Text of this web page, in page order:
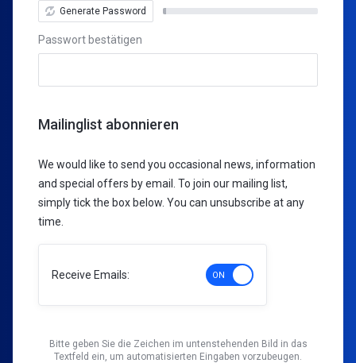
Generate Password
New
Rating:
Passwort bestätigen
Mailinglist abonnieren
We would like to send you occasional news, information
and special offers by email. To join our mailing list,
simply tick the box below. You can unsubscribe at any
time.
Receive Emails:
Bitte geben Sie die Zeichen im untenstehenden Bild in das
Textfeld ein, um automatisierten Eingaben vorzubeugen.